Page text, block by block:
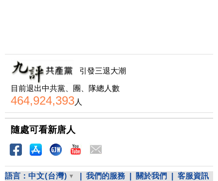
引發三退大潮
目前退出中共黨、團、隊總人數
464,924,393人
隨處可看新唐人
語言： 中文(台灣) 我們的服務 關於我們 客服資訊